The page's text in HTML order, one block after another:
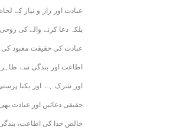
عبادت اور راز و نیاز کے
بلکہ دعا کرنے والے کی
عبادت کی حقیقت معبود
اطاعت اور بندگی سے
اور شرک ہے اور یکتا
حقیقی دعائیں اور عبادت
خالص خدا کی اطاعت،